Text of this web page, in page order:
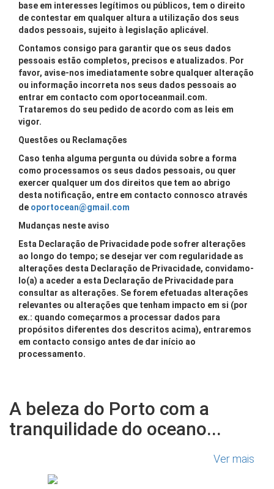
base em interesses legítimos ou públicos, tem o direito
de contestar em qualquer altura a utilização dos seus
dados pessoais, sujeito à legislação aplicável.
Contamos consigo para garantir que os seus dados
pessoais estão completos, precisos e atualizados. Por
favor, avise-nos imediatamente sobre qualquer alteração
ou informação incorreta nos seus dados pessoais ao
entrar em contacto com oportoceanmail.com.
Trataremos do seu pedido de acordo com as leis em
vigor.
Questões ou Reclamações
Caso tenha alguma pergunta ou dúvida sobre a forma
como processamos os seus dados pessoais, ou quer
exercer qualquer um dos direitos que tem ao abrigo
desta notificação, entre em contacto connosco através
de oportocean@gmail.com
Mudanças neste aviso
Esta Declaração de Privacidade pode sofrer alterações
ao longo do tempo; se desejar ver com regularidade as
alterações desta Declaração de Privacidade, convidamo-
lo(a) a aceder a esta Declaração de Privacidade para
consultar as alterações. Se forem efetuadas alterações
relevantes ou alterações que tenham impacto em si (por
ex.: quando começarmos a processar dados para
propósitos diferentes dos descritos acima), entraremos
em contacto consigo antes de dar início ao
processamento.
A beleza do Porto com a
tranquilidade do oceano...
Ver mais